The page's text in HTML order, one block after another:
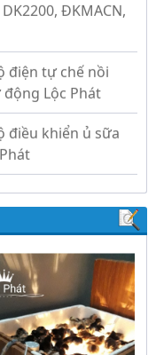
Lộc Phát
khiển ủ sữa
khiển độ ẩm
tự động Lộc